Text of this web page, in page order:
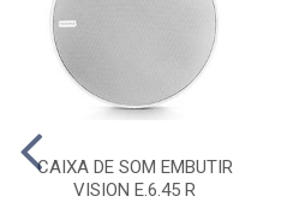
CAIXA DE SOM EMBUTIR
VISION E.6.45 R